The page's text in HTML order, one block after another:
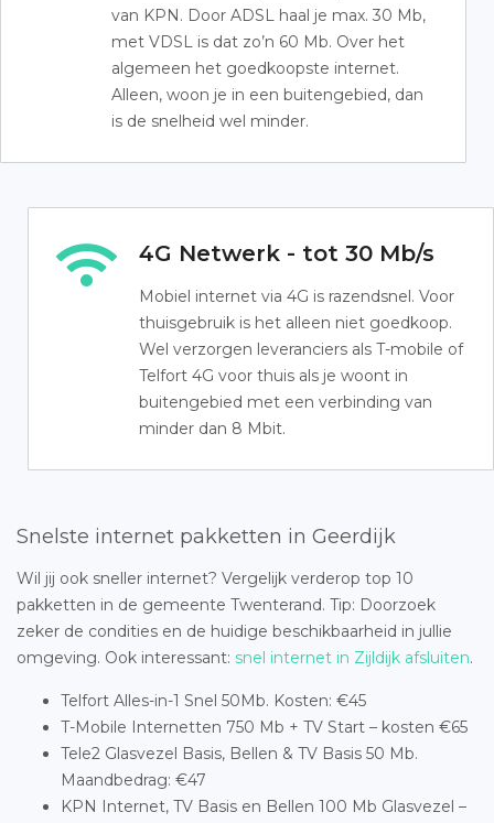
van KPN. Door ADSL haal je max. 30 Mb,
met VDSL is dat zo’n 60 Mb. Over het
algemeen het goedkoopste internet.
Alleen, woon je in een buitengebied, dan
is de snelheid wel minder.
4G Netwerk - tot 30 Mb/s
Mobiel internet via 4G is razendsnel. Voor
thuisgebruik is het alleen niet goedkoop.
Wel verzorgen leveranciers als T-mobile of
Telfort 4G voor thuis als je woont in
buitengebied met een verbinding van
minder dan 8 Mbit.
Snelste internet pakketten in Geerdijk
Wil jij ook sneller internet? Vergelijk verderop top 10
pakketten in de gemeente Twenterand. Tip: Doorzoek
zeker de condities en de huidige beschikbaarheid in jullie
omgeving. Ook interessant: snel internet in Zijldijk afsluiten.
Telfort Alles-in-1 Snel 50Mb. Kosten: €45
T-Mobile Internetten 750 Mb + TV Start – kosten €65
Tele2 Glasvezel Basis, Bellen & TV Basis 50 Mb.
Maandbedrag: €47
KPN Internet, TV Basis en Bellen 100 Mb Glasvezel –